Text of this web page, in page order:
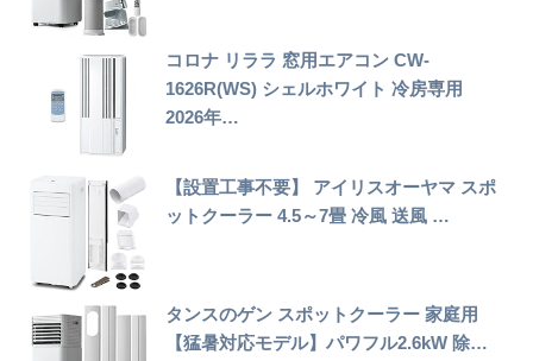
コロナ リララ 窓用エアコン CW-
1626R(WS) シェルホワイト 冷房専用
2026年…
【設置工事不要】 アイリスオーヤマ スポ
ットクーラー 4.5～7畳 冷風 送風 …
タンスのゲン スポットクーラー 家庭用
【猛暑対応モデル】パワフル2.6kW 除…